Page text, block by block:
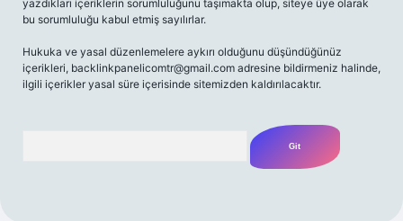
yazdıkları içeriklerin sorumluluğunu taşımakta olup, siteye üye olarak
bu sorumluluğu kabul etmiş sayılırlar.
Hukuka ve yasal düzenlemelere aykırı olduğunu düşündüğünüz
içerikleri, backlinkpanelicomtr@gmail.com adresine bildirmeniz halinde,
ilgili içerikler yasal süre içerisinde sitemizden kaldırılacaktır.